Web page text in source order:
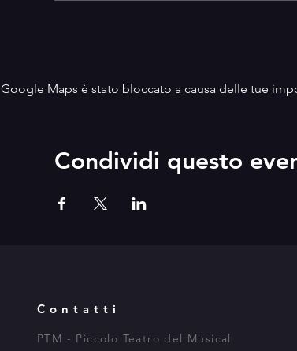
Google Maps è stato bloccato a causa delle tue
Condividi questo
Contatti
PTM - Piccolo Teatro del Musical